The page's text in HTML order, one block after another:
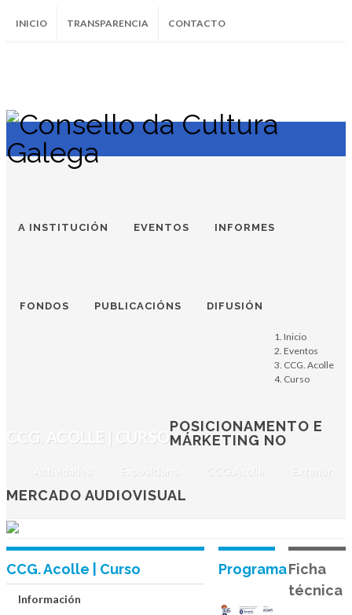
INICIO TRANSPARENCIA CONTACTO
InstagramFacebookTwitter Soundcloud
Youtube
A INSTITUCIÓN EVENTOS INFORMES
FONDOS PUBLICACIÓNS DIFUSIÓN
CCG. ACOLLE | CURSO
Actividades Exposicións CCG.Acolle Exterior
POSICIONAMENTO E
MÁRKETING NO
MERCADO AUDIOVISUAL
Inicio
Eventos
CCG. Acolle
Curso
Posicionamento e
Xornada formativa de AGAPI
SANTIAGO DE COMPOSTELA
CCG. Acolle | Curso
Información
ProgramaFicha
técnica